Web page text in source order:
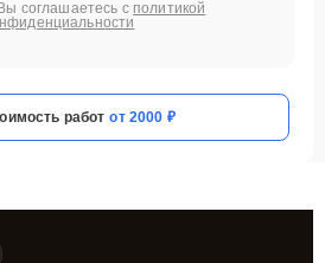
соглашаетесь с политикой
работ от 2000 ₽